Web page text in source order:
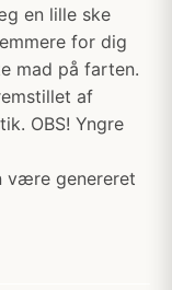
en lille ske
for dig
mad på farten.
af
OBS! Yngre
være genereret